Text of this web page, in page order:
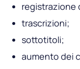
registrazione
trascrizioni;
sottotitoli;
aumento dei